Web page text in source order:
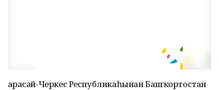
Ҡарасәй-Черкес Республикаһынан Башҡортостан